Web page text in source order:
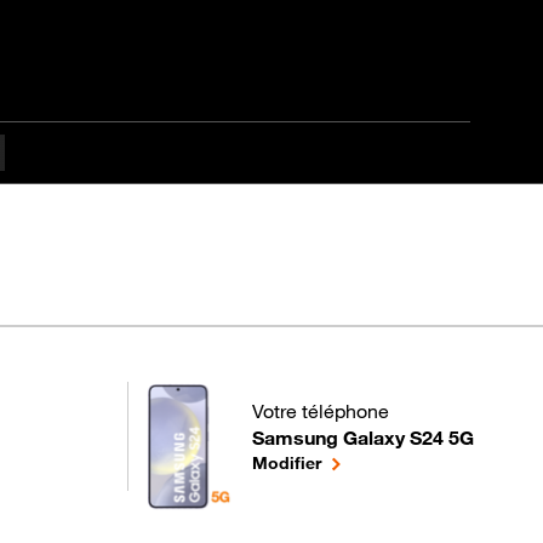
Votre téléphone
Samsung Galaxy S24 5G
pour votre Samsung Galaxy S24
Modifierle téléphone sélectionné